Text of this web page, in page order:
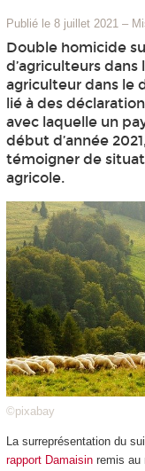
Publié le 8 juillet 2021 –
Double homicide
d’agriculteurs dans
agriculteur dans le
lié à des
avec laquelle un
début d’année
témoigner de
agricole.
©pixabay
La surreprésentation du
rapport Damaisinremis au